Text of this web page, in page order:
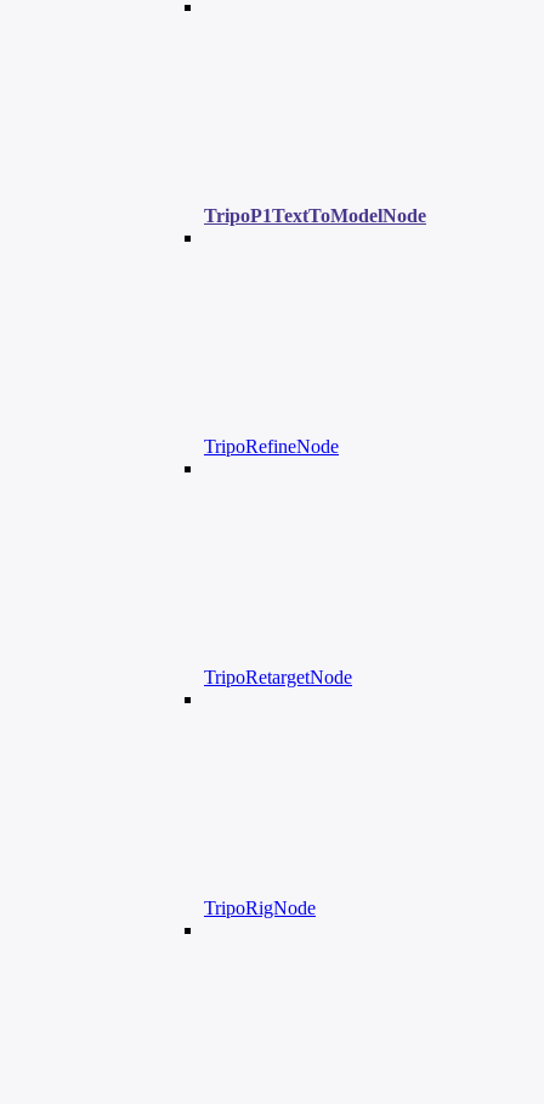
TripoP1TextToModelNode
TripoRefineNode
TripoRetargetNode
TripoRigNode